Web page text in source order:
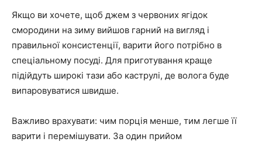
Якщо ви хочете, щоб джем з червоних ягідок
смородини на зиму вийшов гарний на вигляд і
правильної консистенції, варити його потрібно в
спеціальному посуді. Для приготування краще
підійдуть широкі тази або каструлі, де волога буде
випаровуватися швидше.
Важливо врахувати: чим порція менше, тим легше її
варити і перемішувати. За один прийом